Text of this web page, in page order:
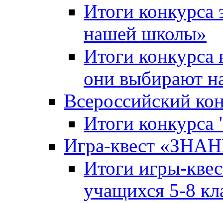
Итоги
нашей школы»
Итоги конкурса
они выбирают
Всероссийский
Итоги
Игра-квест
Итоги игры-
учащихся 5-8